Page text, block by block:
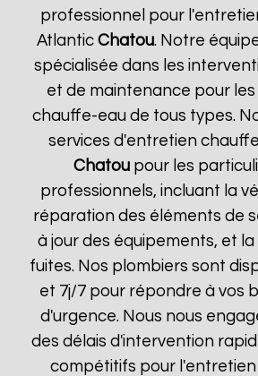
professionnel pour
AtlanticChatou. Notre
spécialisée dans les
et de maintenance pour
chauffe-eau de tous types.
services d'entretien
Chatou pour les
professionnels, incluant la
réparation des éléments de
à jour des équipements, et
fuites. Nos plombiers sont
et 7j/7 pour répondre à vos
d'urgence. Nous nous
des délais d'intervention
compétitifs pour